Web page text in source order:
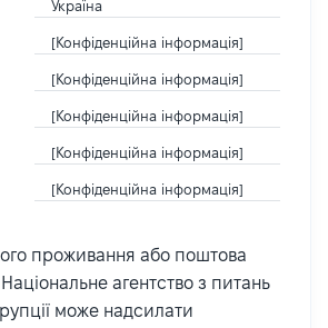
Україна
[Конфіденційна інформація]
[Конфіденційна інформація]
[Конфіденційна інформація]
[Конфіденційна інформація]
[Конфіденційна інформація]
проживання або поштова
агентство з питань
може надсилати